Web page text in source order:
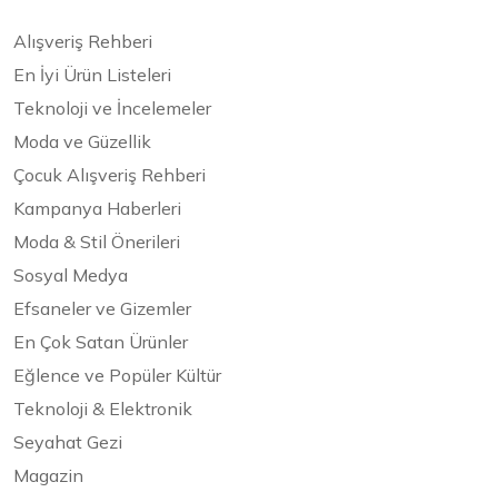
Alışveriş Rehberi
En İyi Ürün Listeleri
Teknoloji ve İncelemeler
Moda ve Güzellik
Çocuk Alışveriş Rehberi
Kampanya Haberleri
Moda & Stil Önerileri
Sosyal Medya
Efsaneler ve Gizemler
En Çok Satan Ürünler
Eğlence ve Popüler Kültür
Teknoloji & Elektronik
Seyahat Gezi
Magazin